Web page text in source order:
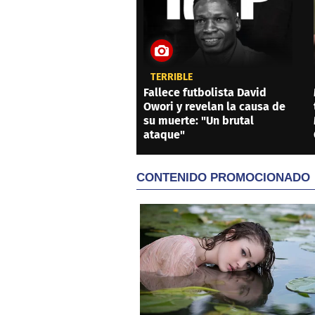
TERRIBLE
Fallece futbolista David
Owori y revelan la causa de
su muerte: "Un brutal
ataque"